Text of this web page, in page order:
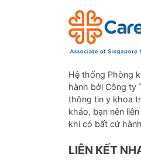
Hệ thống Phòng
hành bởi Công ty
thông tin y khoa
khảo, bạn nên
khi có bất cứ
LIÊN KẾT